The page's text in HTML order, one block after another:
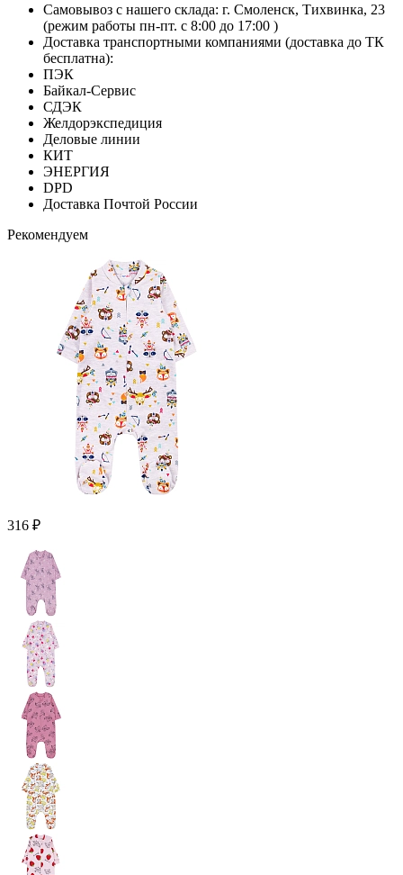
Самовывоз с нашего склада: г. Смоленск, Тихвинка, 23
(режим работы пн-пт. с 8:00 до 17:00 )
Доставка транспортными компаниями (доставка до ТК
бесплатна):
ПЭК
Байкал-Сервис
СДЭК
Желдорэкспедиция
Деловые линии
КИТ
ЭНЕРГИЯ
DPD
Доставка Почтой России
Рекомендуем
316 ₽